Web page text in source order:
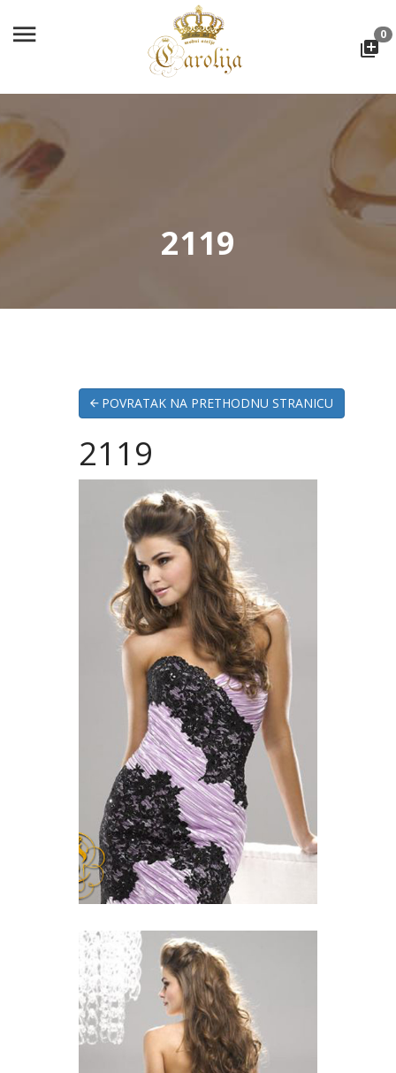
0
2119
POVRATAK NA PRETHODNU STRANICU
2119